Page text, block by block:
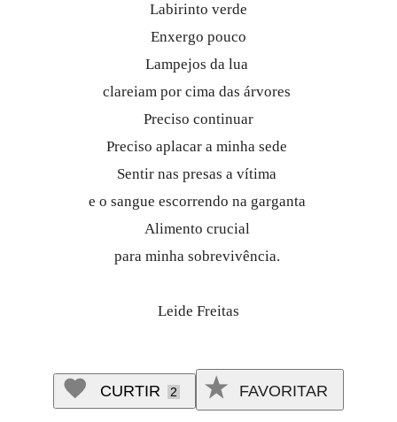
Labirinto verde
Enxergo pouco
Lampejos da lua
clareiam por cima das árvores
Preciso continuar
Preciso aplacar a minha sede
Sentir nas presas a vítima
e o sangue escorrendo na garganta
Alimento crucial
para minha sobrevivência.
Leide Freitas
CURTIR 2 FAVORITAR